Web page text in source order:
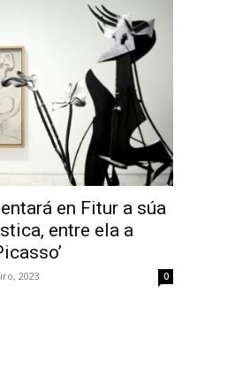
en Fitur a súa
entre ela a
2023 0